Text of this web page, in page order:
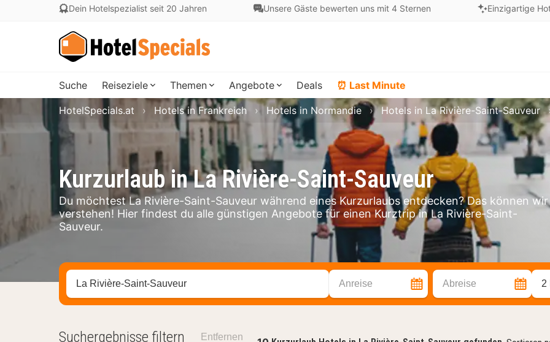
Dein Hotelspezialist seit 20 Jahren Unsere Gäste bewerten uns mit 4 Sternen Einzigartige
Suche Reiseziele Themen Angebote Deals ⏰ Last Minute
Kurzurlaub in La Rivière-Saint-Sauveur
Du möchtest La Rivière-Saint-Sauveur während eines Kurzurlaubs entdecken? Das können wir
verstehen! Hier findest du alle günstigen Angebote für einen Kurztrip in La Rivière-Saint-
Sauveur.
HotelSpecials.at Hotels in Frankreich Hotels in Normandie Hotels in La Rivière-Saint-Sauveur
Stadt, Region oder Hotel suchen Anreise Abreise 2
Suchergebnisse filtern Entfernen